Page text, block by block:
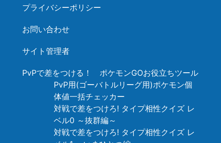
プライバシーポリシー
お問い合わせ
サイト管理者
PvPで差をつける！ ポケモンGOお役立ちツール
PvP用(ゴーバトルリーグ用)ポケモン個
体値一括チェッカー
対戦で差をつけろ! タイプ相性クイズ レ
ベル0 ～抜群編～
対戦で差をつけろ! タイプ相性クイズ レ